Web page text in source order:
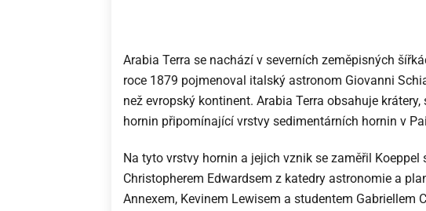
Arabia Terra se nachází v severních zeměpisných
roce 1879 pojmenoval italský astronom Giovanni
než evropský kontinent. Arabia Terra obsahuje
hornin připomínající vrstvy sedimentárních hornin v
Na tyto vrstvy hornin a jejich vznik se zaměřil Koeppel
Christopherem Edwardsem z katedry astronomie a
Annexem, Kevinem Lewisem a studentem Gabriellem